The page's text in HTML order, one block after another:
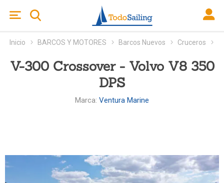
Inicio BARCOS Y MOTORES Barcos Nuevos Cruceros
V-300 Crossover - Volvo V8 350
DPS
Marca: Ventura Marine